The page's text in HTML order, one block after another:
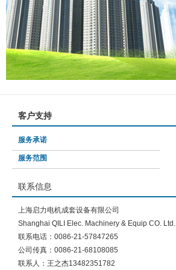
客户支持
服务承诺
服务范围
联系信息
上海启力电机成套设备有限公司
Shanghai QILI Elec. Machinery & Equip CO. Ltd.
联系电话：0086-21-57847265
公司传真：0086-21-68108085
联系人：王之杰13482351782